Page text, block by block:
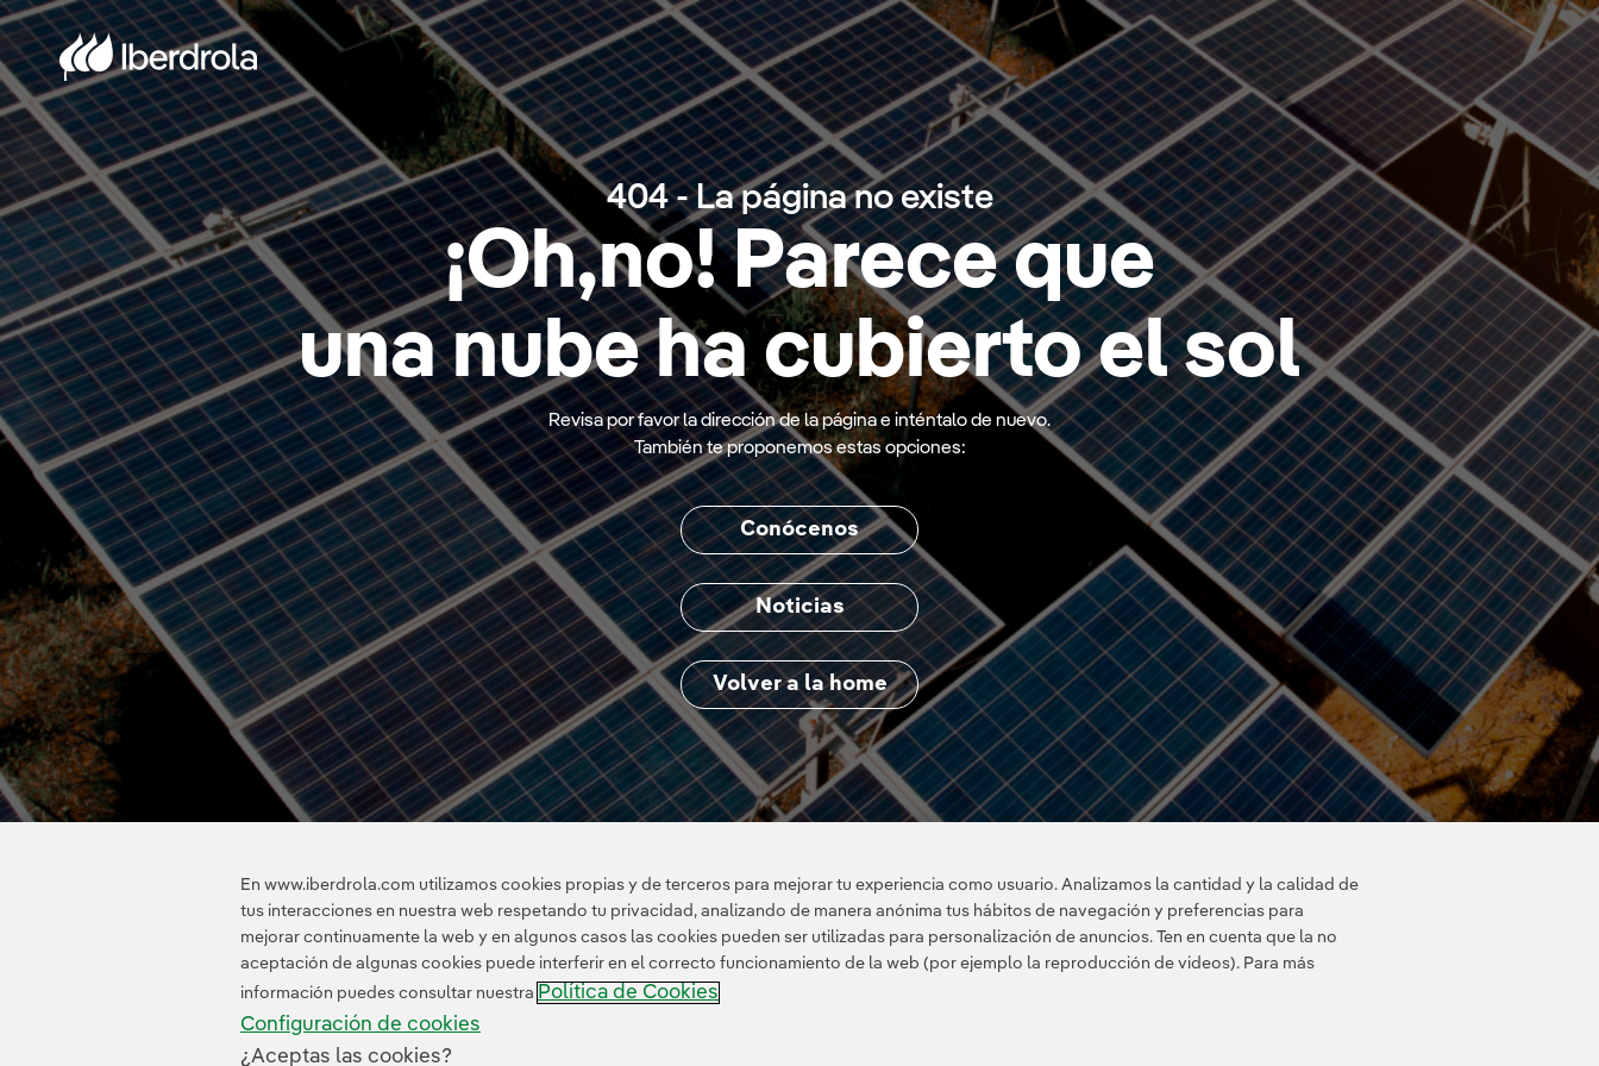
Pasar al contenido principal
404 - La página no existe
¡Oh,no! Parece que
una nube ha cubierto el sol
Revisa por favor la dirección de la página e inténtalo de nuevo.
También te proponemos estas opciones:
Conócenos
Noticias
Volver a la home
En www.iberdrola.com utilizamos cookies propias y de terceros para mejorar tu experiencia como usuario. Analizamos la cantidad y la calidad de
tus interacciones en nuestra web respetando tu privacidad, analizando de manera anónima tus hábitos de navegación y preferencias para
mejorar continuamente la web y en algunos casos las cookies pueden ser utilizadas para personalización de anuncios. Ten en cuenta que la no
aceptación de algunas cookies puede interferir en el correcto funcionamiento de la web (por ejemplo la reproducción de videos). Para más
información puedes consultar nuestra Política de Cookies
Configuración de cookies
¿Aceptas las cookies?